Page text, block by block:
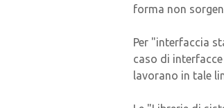
forma non
Per "interfaccia
caso di
lavorano in tale